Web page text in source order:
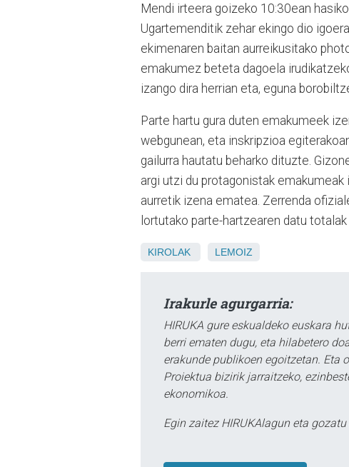
Mendi irteera goizeko 10:30ean
Ugartemenditik zehar ekingo dio
ekimenaren baitan aurreikusitako
emakumez beteta dagoela
izango dira herrian eta, eguna
Parte hartu gura duten emakumeek
webgunean, eta inskripzioa
gailurra hautatu beharko dituzte.
argi utzi du protagonistak
aurretik izena ematea. Zerrenda
lortutako parte-hartzearen datu
KIROLAK LEMOIZ
Irakurle agurgarria:
HIRUKA gure eskualdeko euskara
berri ematen dugu, eta hilabetero
erakunde publikoen egoitzetan. Eta
Proiektua bizirik jarraitzeko,
ekonomikoa.
Egin zaitez HIRUKAlagun eta